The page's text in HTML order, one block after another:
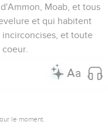
Moab, et tous
et qui habitent
incirconcises, et toute
le moment.